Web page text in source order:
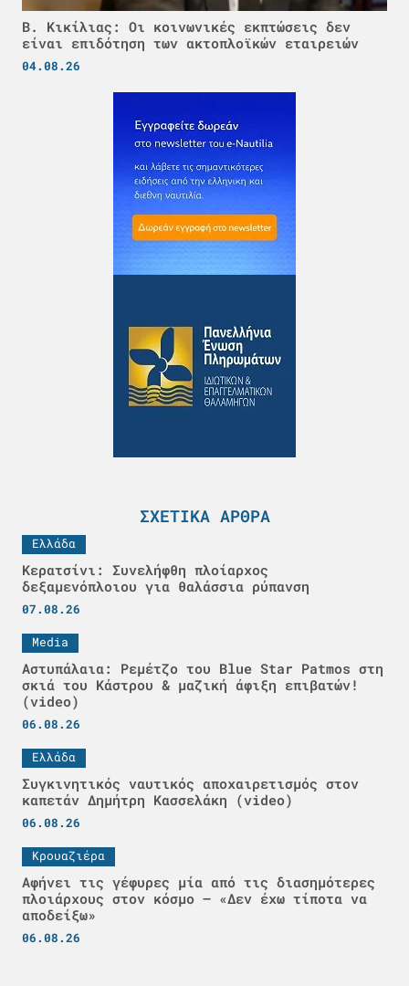
Β. Κικίλιας: Οι κοινωνικές εκπτώσεις δεν
είναι επιδότηση των ακτοπλοϊκών εταιρειών
04.08.26
ΣΧΕΤΙΚΆ ΆΡΘΡΑ
Ελλάδα
Κερατσίνι: Συνελήφθη πλοίαρχος
δεξαμενόπλοιου για θαλάσσια ρύπανση
07.08.26
Media
Αστυπάλαια: Ρεμέτζο του Blue Star Patmos στη
σκιά του Κάστρου & μαζική άφιξη επιβατών!
(video)
06.08.26
Ελλάδα
Συγκινητικός ναυτικός αποχαιρετισμός στον
καπετάν Δημήτρη Κασσελάκη (video)
06.08.26
Κρουαζιέρα
Αφήνει τις γέφυρες μία από τις διασημότερες
πλοιάρχους στον κόσμο – «Δεν έχω τίποτα να
αποδείξω»
06.08.26